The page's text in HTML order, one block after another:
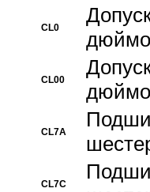
CL0
CL00
CL7A
CL7C